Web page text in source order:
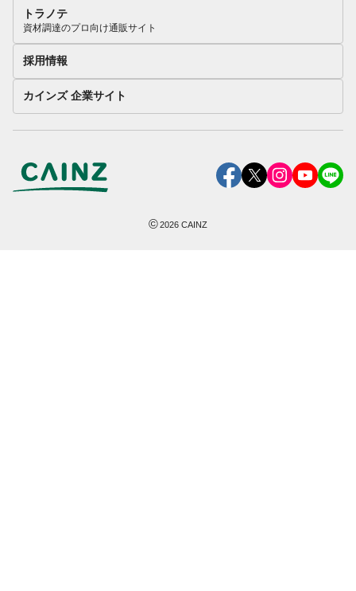
トラノテ
資材調達のプロ向け通販サイト
採用情報
カインズ 企業サイト
©2026 CAINZ